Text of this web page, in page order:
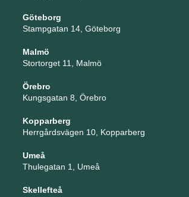
Göteborg
Stampgatan 14, Göteborg
Malmö
Stortorget 11, Malmö
Örebro
Kungsgatan 8, Örebro
Kopparberg
Herrgårdsvägen 10, Kopparberg
Umeå
Thulegatan 1, Umeå
Skellefteå